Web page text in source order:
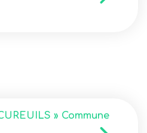
» Commune